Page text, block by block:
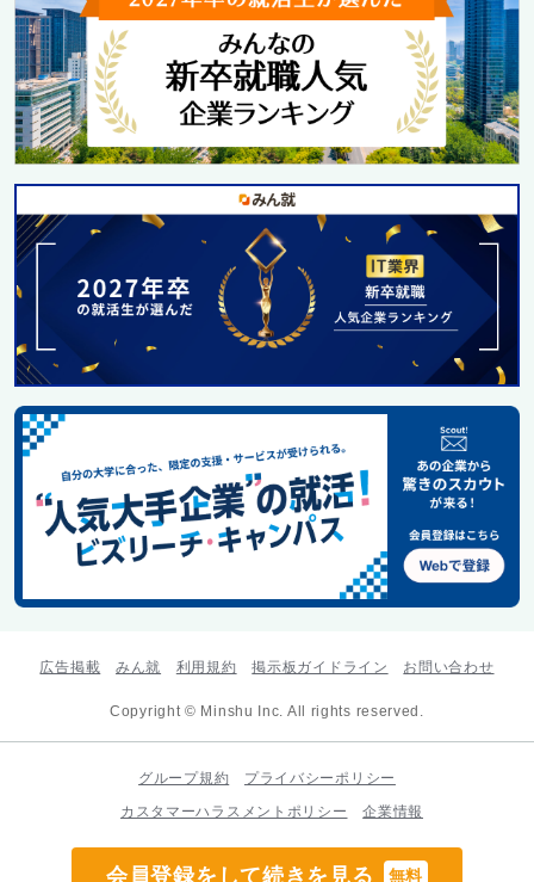
会員登録をして続きを見る 無料
広告掲載 みん就 利用規約 掲示板ガイドライン お問い合わせ
Copyright © Minshu Inc. All rights reserved.
グループ規約
プライバシーポリシー
カスタマーハラスメントポリシー
企業情報